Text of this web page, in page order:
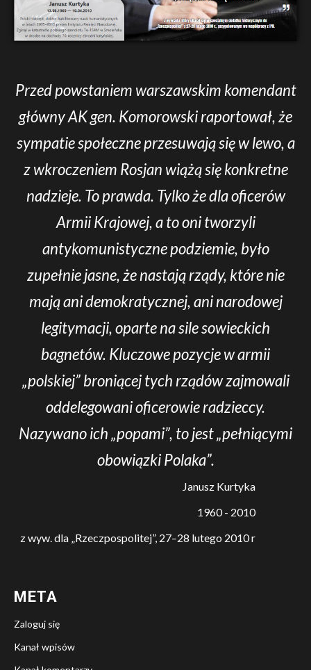
Przed powstaniem warszawskim komendant
główny AK gen. Komorowski raportował, że
sympatie społeczne przesuwają się w lewo, a
z wkroczeniem Rosjan wiążą się konkretne
nadzieje. To prawda. Tylko że dla oficerów
Armii Krajowej, a to oni tworzyli
antykomunistyczne podziemie, było
zupełnie jasne, że nastają rządy, które nie
mają ani demokratycznej, ani narodowej
legitymacji, oparte na sile sowieckich
bagnetów. Kluczowe pozycje w armii
„polskiej” broniącej tych rządów zajmowali
oddelegowani oficerowie radzieccy.
Nazywano ich „popami”, to jest „pełniącymi
obowiązki Polaka”.
Janusz Kurtyka
1960 - 2010
z wyw. dla „Rzeczpospolitej”, 27–28 lutego 2010 r
META
Zaloguj się
Kanał wpisów